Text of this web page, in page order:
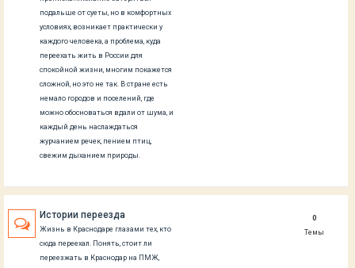
подальше от суеты, но в комфортных
условиях, возникает практически у
каждого человека, а проблема, куда
переехать жить в России для
спокойной жизни, многим покажется
сложной, но это не так. В стране есть
немало городов и поселений, где
можно обосноваться вдали от шума, и
каждый день наслаждаться
журчанием речек, пением птиц,
свежим дыханием природы.
Истории переезда
Жизнь в Краснодаре глазами тех, кто
сюда переехал. Понять, стоит ли
переезжать в Краснодар на ПМЖ,
0
Темы